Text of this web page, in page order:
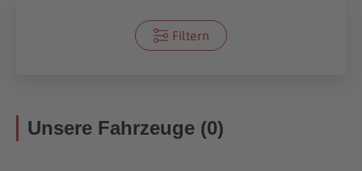
Filtern
Unsere Fahrzeuge (0)